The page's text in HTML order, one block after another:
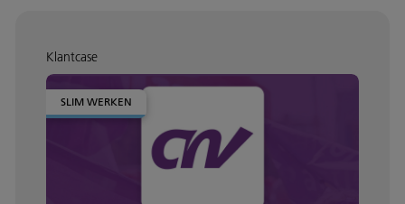
Klantcase
SLIM WERKEN